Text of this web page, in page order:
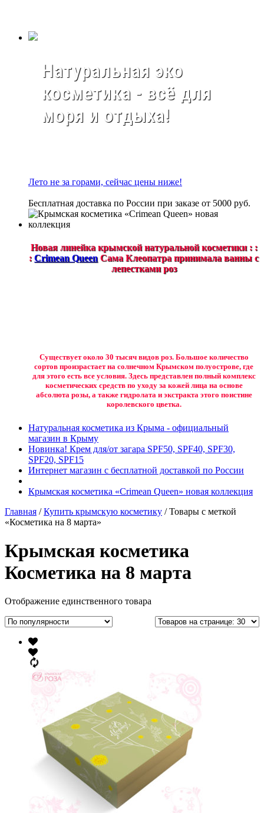
Натуральная эко
косметика - всё для
моря и отдыха!
Лето не за горами, сейчас цены ниже!
Бесплатная доставка по России при заказе от 5000 руб.
Новая линейка крымской натуральной косметики : :
: Crimean Queen Сама Клеопатра принимала ванны с
лепестками роз
Существует около 30 тысяч видов роз. Большое количество
сортов произрастает на солнечном Крымском полуострове, где
для этого есть все условия. Здесь представлен полный комплекс
косметических средств по уходу за кожей лица на основе
абсолюта розы, а также гидролата и экстракта этого поистине
королевского цветка.
Натуральная косметика из Крыма - официальный
магазин в Крыму
Новинка! Крем для/от загара SPF50, SPF40, SPF30,
SPF20, SPF15
Интернет магазин с бесплатной доставкой по России
Крымская косметика «Crimean Queen» новая коллекция
Главная /Купить крымскую косметику / Товары с меткой
«Косметика на 8 марта»
Крымская косметика
Косметика на 8 марта
Отображение единственного товара